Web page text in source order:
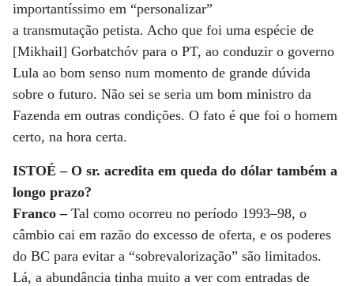
importantíssimo em “personalizar”
a transmutação petista. Acho que foi uma espécie de
[Mikhail] Gorbatchóv para o PT, ao conduzir o governo
Lula ao bom senso num momento de grande dúvida
sobre o futuro. Não sei se seria um bom ministro da
Fazenda em outras condições. O fato é que foi o homem
certo, na hora certa.
ISTOÉ – O sr. acredita em queda do dólar também a
longo prazo?
Franco – Tal como ocorreu no período 1993–98, o
câmbio cai em razão do excesso de oferta, e os poderes
do BC para evitar a “sobrevalorização” são limitados.
Lá, a abundância tinha muito a ver com entradas de